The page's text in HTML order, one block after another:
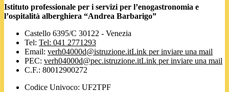
Istituto professionale per i servizi per l’enogastronomia e
l’ospitalità alberghiera “Andrea Barbarigo”
Castello 6395/C 30122 - Venezia
Tel: Tel: 041 2771293
Email: verh04000d@istruzione.itLink per inviare una mail
PEC: verh04000d@pec.istruzione.itLink per inviare una mail
C.F.: 80012900272
Codice Univoco: UF2TPF